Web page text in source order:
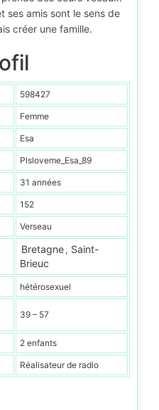
ses amis sont le sens de
créer une famille.
598427
Femme
Esa
Plsloveme_Esa_89
31 années
152
Verseau
Bretagne , Saint-
Brieuc
hétérosexuel
39 – 57
2 enfants
Réalisateur de radio